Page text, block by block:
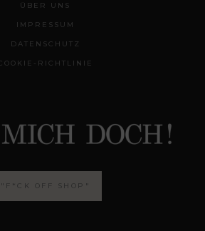
ÜBER UNS
IMPRESSUM
DATENSCHUTZ
RICHTLINIE
"F*CK OFF SHOP"